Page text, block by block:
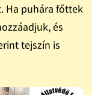
Ha puhára főttek
és
tejszín is